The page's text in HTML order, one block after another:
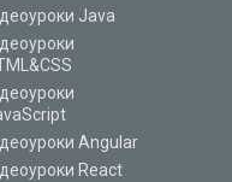
Java
Angular
React